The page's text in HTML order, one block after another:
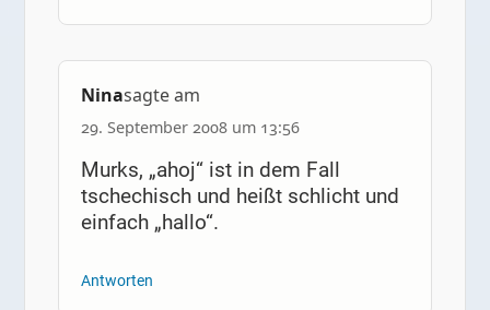
Ninasagte am
29. September 2008 um 13:56
Murks, „ahoj“ ist in dem Fall
tschechisch und heißt schlicht und
einfach „hallo“.
Antworten